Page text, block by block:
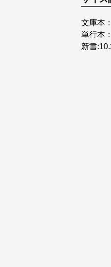
文庫本
単行本
新書